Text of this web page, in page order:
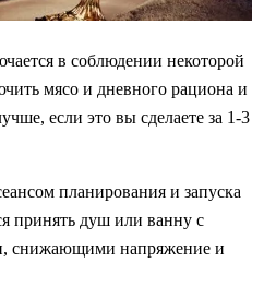
в соблюдении некоторой
мясо и дневного рациона и
если это вы сделаете за 1-3
планирования и запуска
принять душ или ванну с
снижающими напряжение и